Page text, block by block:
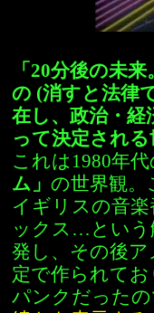
「20分後の未
の (消すと法律
在し、政治・
って決定され
これは1980年
ム」 の世界観。
イギリスの音
ックス…という
発し、その後
定で作られて
パンクだった